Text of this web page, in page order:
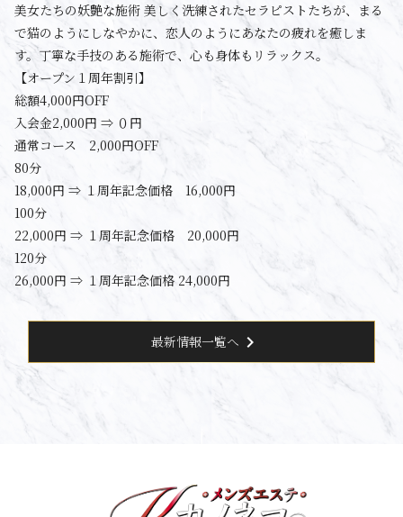
美女たちの妖艶な施術 美しく洗練されたセラピストたちが、まる
で猫のようにしなやかに、恋人のようにあなたの疲れを癒しま
す。丁寧な手技のある施術で、心も身体もリラックス。
【オープン１周年割引】
総額4,000円OFF
入会金2,000円 ⇒ ０円
通常コース 2,000円OFF
80分
18,000円 ⇒ １周年記念価格 16,000円
100分
22,000円 ⇒ １周年記念価格 20,000円
120分
26,000円 ⇒ １周年記念価格 24,000円
最新情報一覧へ chevron_right